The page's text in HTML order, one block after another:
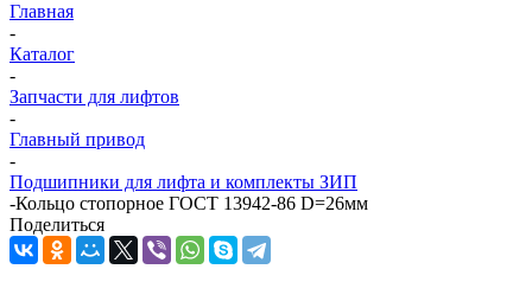
Главная
-
Каталог
-
Запчасти для лифтов
-
Главный привод
-
Подшипники для лифта и комплекты ЗИП
-Кольцо стопорное ГОСТ 13942-86 D=26мм
Поделиться